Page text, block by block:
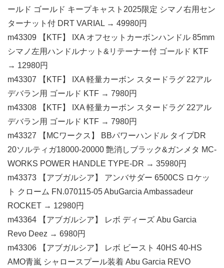
ールド ゴールド キープキャスト2025限定 シマノ右用セン
ターナット付 DRT VARIAL → 49980円
m43309 【KTF】 IXA オフセットカーボンハンドル 85mm
シマノ左用ハンドルナット&リテーナー付 ゴールド KTF
→ 12980円
m43307 【KTF】 IXA 軽量カーボン スタードラグ 22アル
デバラン用 ゴールド KTF → 7980円
m43308 【KTF】 IXA 軽量カーボン スタードラグ 22アル
デバラン用 ゴールド KTF → 7980円
m43327 【MCワークス】 BBパワーハンドル タイプDR
20ソルティガ18000-20000 艶消しブラック&ガンメタ MC-
WORKS POWER HANDLE TYPE-DR → 35980円
m43373 【アブガルシア】 アンバサダー 6500CS ロケッ
ト クローム FN.070115-05 AbuGarcia Ambassadeur
ROCKET → 12980円
m43364 【アブガルシア】 レボ ディーズ Abu Garcia
Revo Deez → 6980円
m43306 【アブガルシア】 レボ ビースト 40HS 40-HS
AMO青嵐 シャロースプール装着 Abu Garcia REVO